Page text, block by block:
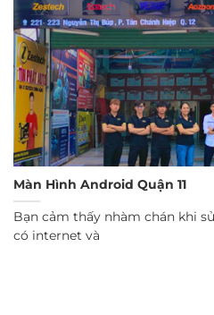
Màn Hình Android Quận 11
Bạn cảm thấy nhàm chán khi
có internet và